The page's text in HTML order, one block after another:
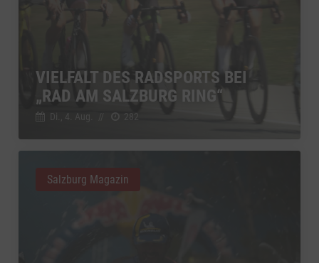
VIELFALT DES RADSPORTS BEI
„RAD AM SALZBURG RING“
Di., 4. Aug. // 282
Salzburg Magazin